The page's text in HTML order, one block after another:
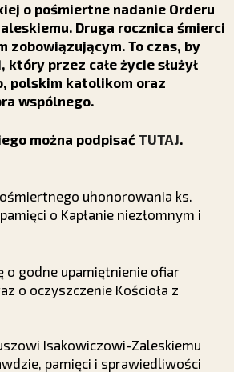
o pośmiertne nadanie Orderu
Druga rocznica śmierci
zobowiązującym. To czas, by
przez całe życie służył
polskim katolikom oraz
wspólnego.
można podpisaćTUTAJ.
uhonorowania ks.
o Kapłanie niezłomnym i
o godne upamiętnienie ofiar
o oczyszczenie Kościoła z
Isakowiczowi-Zaleskiemu
pamięci i sprawiedliwości